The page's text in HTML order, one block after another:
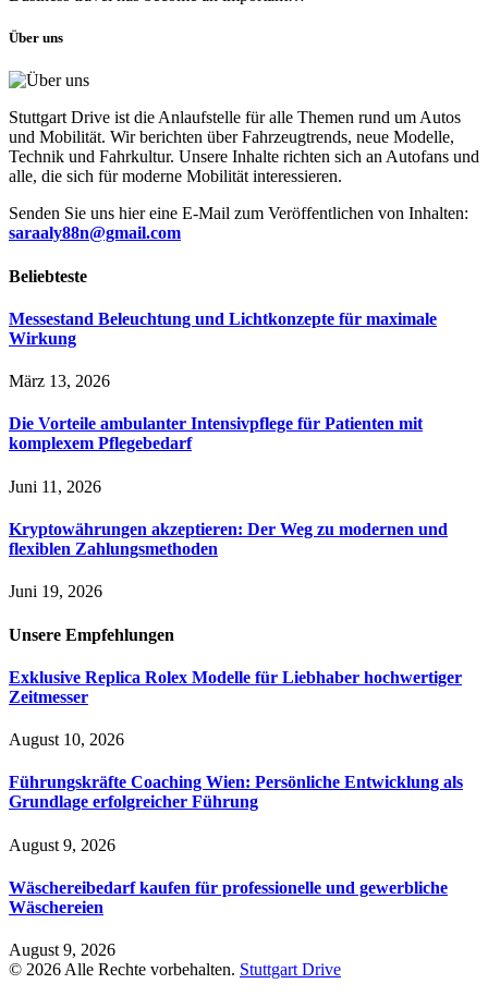
Über uns
Stuttgart Drive ist die Anlaufstelle für alle Themen rund um Autos
und Mobilität. Wir berichten über Fahrzeugtrends, neue Modelle,
Technik und Fahrkultur. Unsere Inhalte richten sich an Autofans und
alle, die sich für moderne Mobilität interessieren.
Senden Sie uns hier eine E-Mail zum Veröffentlichen von Inhalten:
saraaly88n@gmail.com
Beliebteste
Messestand Beleuchtung und Lichtkonzepte für maximale
Wirkung
März 13, 2026
Die Vorteile ambulanter Intensivpflege für Patienten mit
komplexem Pflegebedarf
Juni 11, 2026
Kryptowährungen akzeptieren: Der Weg zu modernen und
flexiblen Zahlungsmethoden
Juni 19, 2026
Unsere Empfehlungen
Exklusive Replica Rolex Modelle für Liebhaber hochwertiger
Zeitmesser
August 10, 2026
Führungskräfte Coaching Wien: Persönliche Entwicklung als
Grundlage erfolgreicher Führung
August 9, 2026
Wäschereibedarf kaufen für professionelle und gewerbliche
Wäschereien
August 9, 2026
© 2026 Alle Rechte vorbehalten. Stuttgart Drive